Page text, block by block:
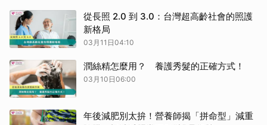
從長照 2.0 到 3.0：台灣超高齡社會的照護
新格局
03月11日04:10
潤絲精怎麼用？ 養護秀髮的正確方式！
03月10日06:00
年後減肥別太拚！營養師揭「拼命型」減重